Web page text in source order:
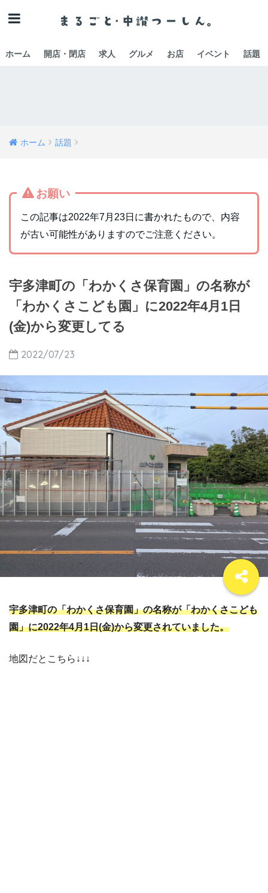
ホーム 開店・閉店 求人 グルメ お店 イベント 話題
ホーム 話題
お願い
この記事は2022年7月23日に書かれたもので、内容
が古い可能性がありますのでご注意ください。
宇多津町の「わかくさ保育園」の名称が
「わかくさこども園」に2022年4月1日
(金)から変更してる
2022/07/23
宇多津町の「わかくさ保育園」の名称が「わかくさこども
園」に2022年4月1日(金)から変更されていました。
地図だとこちら↓↓↓